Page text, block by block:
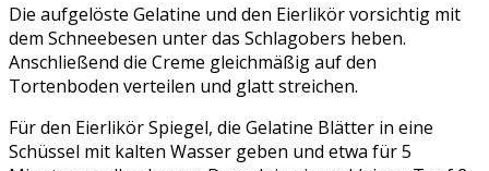
Die aufgelöste Gelatine und den Eierlikör vorsichtig mit
dem Schneebesen unter das Schlagobers heben.
Anschließend die Creme gleichmäßig auf den
Tortenboden verteilen und glatt streichen.
Für den Eierlikör Spiegel, die Gelatine Blätter in eine
Schüssel mit kalten Wasser geben und etwa für 5